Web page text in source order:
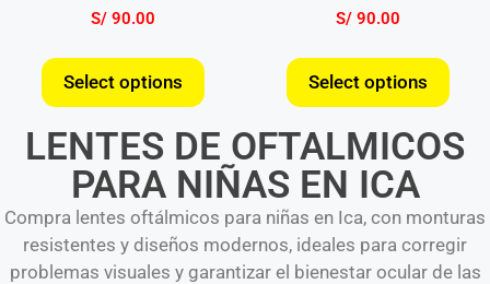
S/90.00
Select options
S/90.00
Select options
LENTES DE OFTALMICOS
PARA NIÑAS EN ICA​
Compra lentes oftálmicos para niñas en Ica, con monturas
resistentes y diseños modernos, ideales para corregir
problemas visuales y garantizar el bienestar ocular de las